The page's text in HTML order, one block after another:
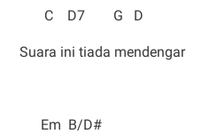
C D7 G D
Suara ini tiada mendengar
Em B/D#